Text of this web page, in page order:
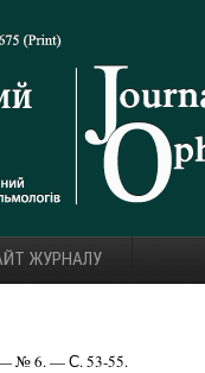
ЖУРНАЛУ
№ 6. — С. 53-55.